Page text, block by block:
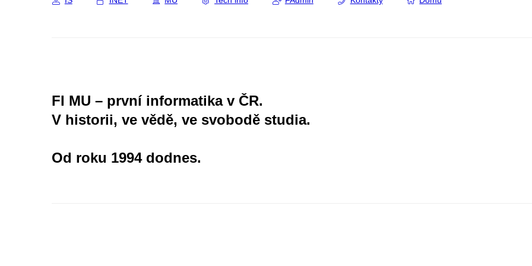
FI MU – první informatika v ČR.
V historii, ve vědě, ve svobodě studia.
Od roku 1994 dodnes.